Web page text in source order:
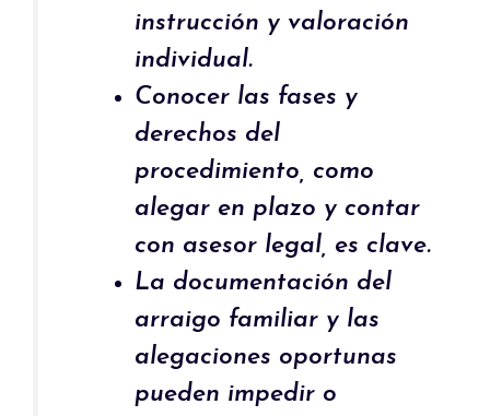
instrucción y valoración
individual.
Conocer las fases y
derechos del
procedimiento, como
alegar en plazo y contar
con asesor legal, es clave.
La documentación del
arraigo familiar y las
alegaciones oportunas
pueden impedir o